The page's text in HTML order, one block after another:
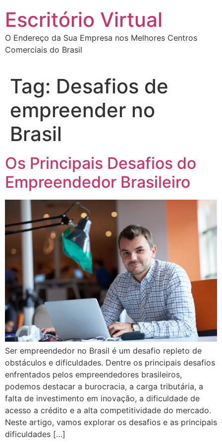
Escritório Virtual
O Endereço da Sua Empresa nos Melhores Centros
Comerciais do Brasil
Tag: Desafios de
empreender no
Brasil
Os Principais Desafios do
Empreendedor Brasileiro
Ser empreendedor no Brasil é um desafio repleto de
obstáculos e dificuldades. Dentre os principais desafios
enfrentados pelos empreendedores brasileiros,
podemos destacar a burocracia, a carga tributária, a
falta de investimento em inovação, a dificuldade de
acesso a crédito e a alta competitividade do mercado.
Neste artigo, vamos explorar os desafios e as principais
dificuldades […]